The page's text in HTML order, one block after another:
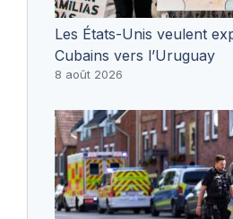
Les États-Unis veulent
Cubains vers l’Uruguay
8 août 2026